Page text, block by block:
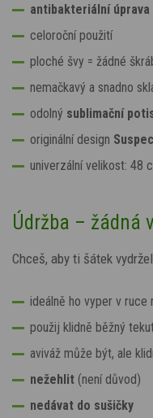
antibakteriální
celoroční použití
ploché švy = žádné
nemačkavý a snadno
odolný sublimační
originální design
univerzální velikost: 48
Údržba – žádná
Chceš, aby ti šátek
ideálně ho vyper v ruce
použij klidně běžný
aviváž může být, ale
nežehlit (není důvod)
nedávat do sušičky